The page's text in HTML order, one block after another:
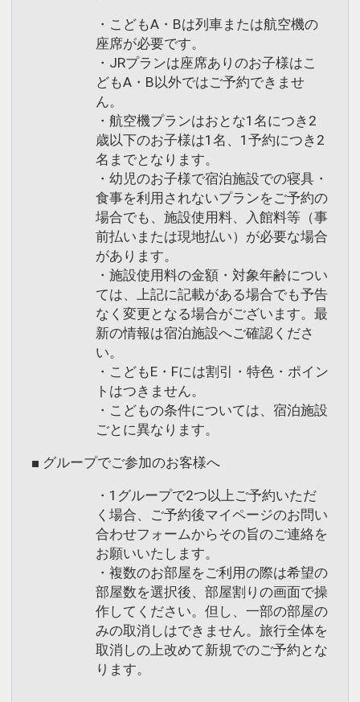
・こどもA・Bは列車または航空機の
座席が必要です。
・JRプランは座席ありのお子様はこ
どもA・B以外ではご予約できませ
ん。
・航空機プランはおとな1名につき2
歳以下のお子様は1名、1予約につき2
名までとなります。
・幼児のお子様で宿泊施設での寝具・
食事を利用されないプランをご予約の
場合でも、施設使用料、入館料等（事
前払いまたは現地払い）が必要な場合
があります。
・施設使用料の金額・対象年齢につい
ては、上記に記載がある場合でも予告
なく変更となる場合がございます。最
新の情報は宿泊施設へご確認くださ
い。
・こどもE・Fには割引・特色・ポイン
トはつきません。
・こどもの条件については、宿泊施設
ごとに異なります。
■ グループでご参加のお客様へ
・1グループで2つ以上ご予約いただ
く場合、ご予約後マイページのお問い
合わせフォームからその旨のご連絡を
お願いいたします。
・複数のお部屋をご利用の際は希望の
部屋数を選択後、部屋割りの画面で操
作してください。但し、一部の部屋の
みの取消しはできません。旅行全体を
取消しの上改めて新規でのご予約とな
ります。